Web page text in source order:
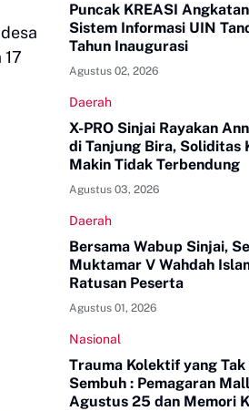
Puncak KREASI
Sistem Informasi UIN
Tahun Inaugurasi
Agustus 02, 2026
Daerah
X-PRO Sinjai Rayakan
di Tanjung Bira, Soliditas
Makin Tidak Terbendung
Agustus 03, 2026
Daerah
Bersama Wabup Sinjai,
Muktamar V Wahdah
Ratusan Peserta
Agustus 01, 2026
Nasional
Trauma Kolektif yang
Sembuh : Pemagaran
Agustus 25 dan Memori